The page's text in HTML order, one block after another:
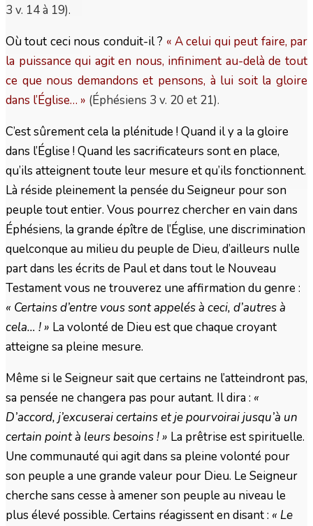
3 v. 14 à 19).
Où tout ceci nous conduit-il ? « A celui qui peut faire, par
la puissance qui agit en nous, infiniment au-delà de tout
ce que nous demandons et pensons, à lui soit la gloire
dans l’Église… » (Éphésiens 3 v. 20 et 21).
C’est sûrement cela la plénitude ! Quand il y a la gloire
dans l’Église ! Quand les sacrificateurs sont en place,
qu’ils atteignent toute leur mesure et qu’ils fonctionnent.
Là réside pleinement la pensée du Seigneur pour son
peuple tout entier. Vous pourrez chercher en vain dans
Éphésiens, la grande épître de l’Église, une discrimination
quelconque au milieu du peuple de Dieu, d’ailleurs nulle
part dans les écrits de Paul et dans tout le Nouveau
Testament vous ne trouverez une affirmation du genre :
« Certains d’entre vous sont appelés à ceci, d’autres à
cela… ! » La volonté de Dieu est que chaque croyant
atteigne sa pleine mesure.
Même si le Seigneur sait que certains ne l’atteindront pas,
sa pensée ne changera pas pour autant. Il dira : «
D’accord, j’excuserai certains et je pourvoirai jusqu’à un
certain point à leurs besoins ! » La prêtrise est spirituelle.
Une communauté qui agit dans sa pleine volonté pour
son peuple a une grande valeur pour Dieu. Le Seigneur
cherche sans cesse à amener son peuple au niveau le
plus élevé possible. Certains réagissent en disant : « Le